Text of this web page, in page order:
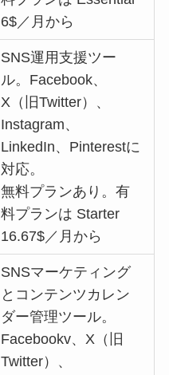
6$／月から
SNS運用支援ツー
ル。Facebook、
X（旧Twitter）、
Instagram、
LinkedIn、Pinterestに
対応。
無料プランあり。有
料プランは Starter
16.67$／月から
SNSマーケティング
とコンテンツカレン
ダー管理ツール。
Facebookv、X（旧
Twitter）、